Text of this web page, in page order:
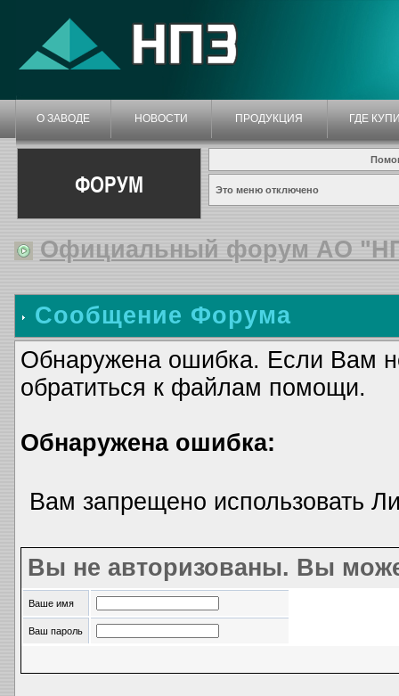
О ЗАВОДЕ НОВОСТИ ПРОДУКЦИЯ ГДЕ
ФОРУМ Это меню отключено
Официальный форум АО
Сообщение Форума
Обнаружена ошибка. Если Вам
обратиться к файлам помощи.
Обнаружена ошибка:
Вам запрещено использовать
Вы не авторизованы. Вы
Ваше имя
Ваш пароль